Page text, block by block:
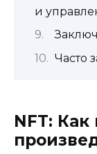
и
Часто
NFT: Как